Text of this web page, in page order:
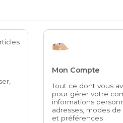
Mon Compte
Tout ce dont vous
pour gérer votre
informations
adresses, modes
et préférences